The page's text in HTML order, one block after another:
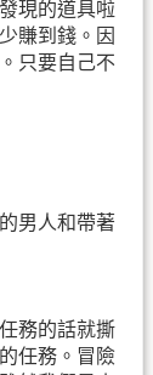
現的道具啦
賺到錢。因
只要自己不
男人和帶著
務的話就撕
任務。冒險